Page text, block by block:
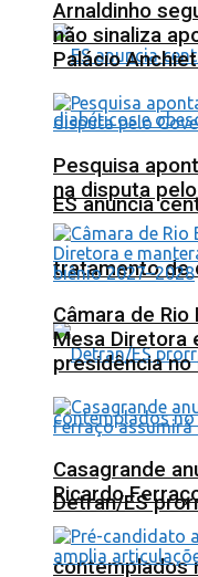
ES anuncia
tratamento de
Detran/ES
contemplados
Arnaldinho
não sinaliza
Palácio
Pesquisa
na disputa
Câmara de
Mesa Diretora
presidência
Casagrande
Ricardo